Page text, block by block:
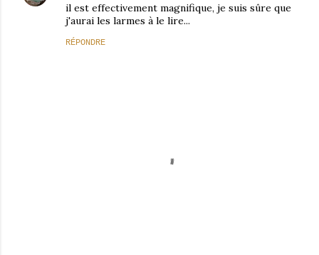
il est effectivement magnifique, je suis sûre que
j'aurai les larmes à le lire...
RÉPONDRE